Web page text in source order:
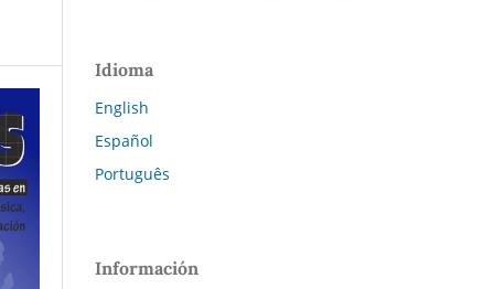
Idioma
English
Español
Português
Información